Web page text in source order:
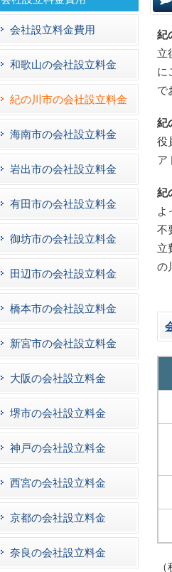
紀
立
に
で
紀
役
ア
紀
よ
不
立
の
会社設立料金費用
和歌山の会社設立料金
紀の川市の会社設立料金
海南市の会社設立料金
岩出市の会社設立料金
有田市の会社設立料金
御坊市の会社設立料金
田辺市の会社設立料金
橋本市の会社設立料金
新宮市の会社設立料金
大阪の会社設立料金
堺市の会社設立料金
神戸の会社設立料金
西宮の会社設立料金
京都の会社設立料金
奈良の会社設立料金